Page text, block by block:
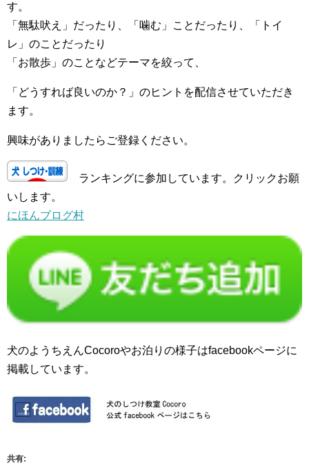
す。
「無駄吠え」だったり、「噛む」ことだったり、「トイ
レ」のことだったり
「お散歩」のことなどテーマを絞って、
「どうすれば良いのか？」のヒントを配信させていただき
ます。
興味がありましたらご登録ください。
ランキングに参加しています。クリックお願
いします。
にほんブログ村
犬のようちえんCocoroやお泊りの様子はfacebookページに
掲載しています。
共有: